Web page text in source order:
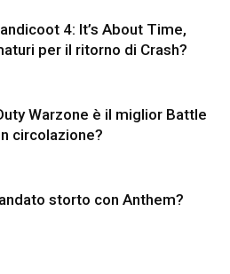
4: It’s About Time,
per il ritorno di Crash?
Warzone è il miglior Battle
circolazione?
storto con Anthem?